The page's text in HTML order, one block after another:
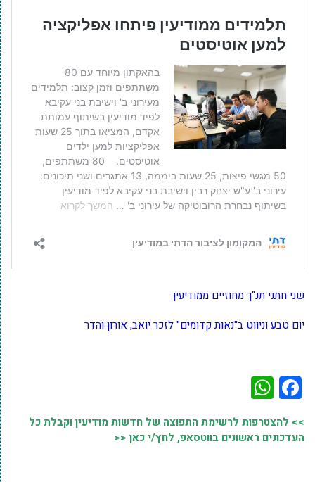
שני חתני תנ"ך מחוזיים ממודיעין
יום טבע וניווט ב"נאות קדומים" לזכר יואב, אורון והדר
Facebook
>> להצטרפות לרשימת התפוצה של חדשות מודיעין וקבלת כל
העדכונים ראשונים בווטסאפ, לחץ/י כאן <<